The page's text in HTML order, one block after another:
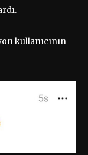
kullanıcının